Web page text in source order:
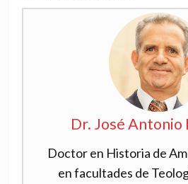
Dr. José Antonio
Doctor en Historia de
en facultades de